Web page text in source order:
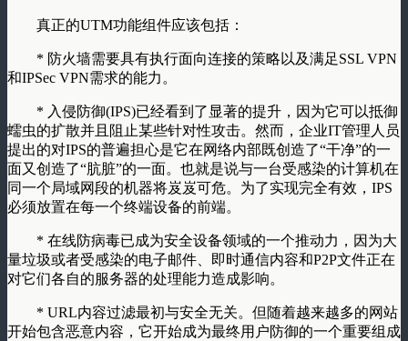
真正的UTM功能组件应该包括：
* 防火墙需要具有执行面向连接的策略以及满足SSL VPN
和IPSec VPN需求的能力。
* 入侵防御(IPS)已经看到了显著的提升，因为它可以抵御
蠕虫的扩散并且阻止某些针对性攻击。然而，企业IT管理人员
提出的对IPS的普遍担心是它在网络内部既创造了“干净”的一
面又创造了“肮脏”的一面。也就是说与一台受感染的计算机在
同一个局域网段的机器将岌岌可危。为了实现完全有效，IPS
必须放置在每一个终端设备的前端。
* 在线防病毒已成为安全设备领域的一个推动力，因为大
量垃圾或者受感染的电子邮件、即时通信内容和P2P文件正在
对它们各自的服务器的处理能力造成影响。
* URL内容过滤最初与安全无关。但随着越来越多的网站
开始包含恶意内容，它开始成为最终用户防御的一个重要组成